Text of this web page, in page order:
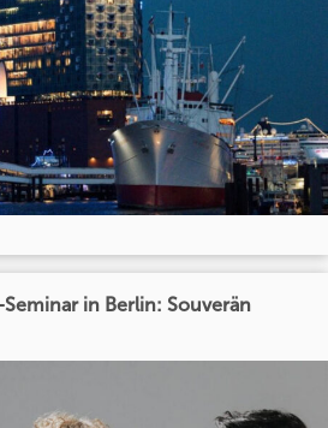
in Berlin: Souverän